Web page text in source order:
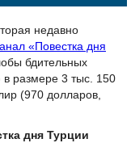
недавно
«Повестка дня
бдительных
размере 3 тыс. 150
(970 долларов,
дня Турции